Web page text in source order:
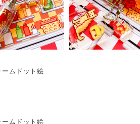
ムドット絵
ムドット絵